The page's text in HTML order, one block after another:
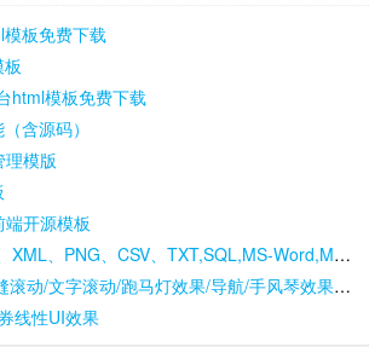
板免费下载
html模板免费下载
含源码）
理模版
开源模板
、CSV、TXT,SQL,MS-Word,Ms-Excel Ms-Powerpoint、PDF插件
动/文字滚动/跑马灯效果/导航/手风琴效果/轮播
线性UI效果